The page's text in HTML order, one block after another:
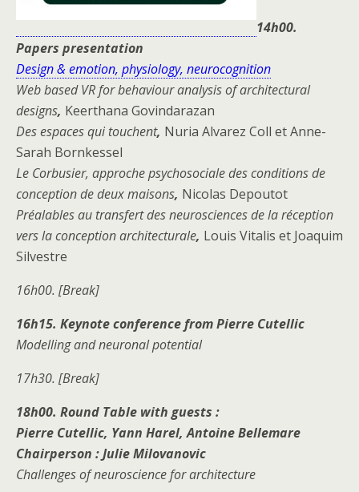
14h00.
Papers presentation
Design & emotion, physiology, neurocognition
Web based VR for behaviour analysis of architectural
designs, Keerthana Govindarazan
Des espaces qui touchent, Nuria Alvarez Coll et Anne-
Sarah Bornkessel
Le Corbusier, approche psychosociale des conditions de
conception de deux maisons, Nicolas Depoutot
Préalables au transfert des neurosciences de la réception
vers la conception architecturale, Louis Vitalis et Joaquim
Silvestre
16h00. [Break]
16h15. Keynote conference fromPierre Cutellic
Modelling and neuronal potential
17h30. [Break]
18h00. Round Table with guests :
Pierre Cutellic, Yann Harel, Antoine Bellemare
Chairperson : Julie Milovanovic
Challenges of neuroscience for architecture